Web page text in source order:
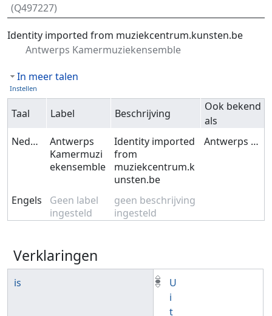
(Q497227)
Ga naar: navigatie ,zoeken
Identity imported from muziekcentrum.kunsten.be
Antwerps Kamermuziekensemble
In meer talen
Instellen
Taal Label Beschrijving
Ook bekend
als
Nederlands
Antwerps
Kamermuzi
ekensemble
Identity imported
from
muziekcentrum.k
unsten.be
Antwerps Kamermuziekensemble
Engels
Geen label
ingesteld
geen beschrijving
ingesteld
Verklaringen
is
U
i
t